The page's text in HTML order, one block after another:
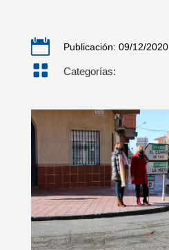
 Publicación: 09/12/2020
 Categorías: